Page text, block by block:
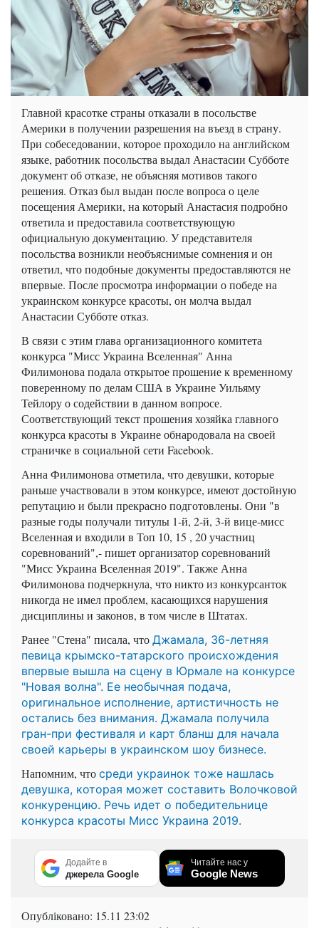
Главной красотке страны отказали в посольстве
Америки в получении разрешения на въезд в страну.
При собеседовании, которое проходило на английском
языке, работник посольства выдал Анастасии Субботе
документ об отказе, не объясняя мотивов такого
решения. Отказ был выдан после вопроса о целе
посещения Америки, на который Анастасия подробно
ответила и предоставила соответствующую
официальную документацию. У представителя
посольства возникли необъяснимые сомнения и он
ответил, что подобные документы предоставляются не
впервые. После просмотра информации о победе на
украинском конкурсе красоты, он молча выдал
Анастасии Субботе отказ.
В связи с этим глава организационного комитета
конкурса "Мисс Украина Вселенная" Анна
Филимонова подала открытое прошение к временному
поверенному по делам США в Украине Уильяму
Тейлору о содействии в данном вопросе.
Соответствующий текст прошения хозяйка главного
конкурса красоты в Украине обнародовала на своей
страничке в социальной сети Facebook.
Анна Филимонова отметила, что девушки, которые
раньше участвовали в этом конкурсе, имеют достойную
репутацию и были прекрасно подготовлены. Они "в
разные годы получали титулы 1-й, 2-й, 3-й вице-мисс
Вселенная и входили в Топ 10, 15 , 20 участниц
соревнований",- пишет организатор соревнований
"Мисс Украина Вселенная 2019". Также Анна
Филимонова подчеркнула, что никто из конкурсанток
никогда не имел проблем, касающихся нарушения
дисциплины и законов, в том числе в Штатах.
Ранее "Стена" писала, что Джамала, 36-летняя
певица крымско-татарского происхождения
впервые вышла на сцену в Юрмале на конкурсе
"Новая волна". Ее необычная подача,
оригинальное исполнение, артистичность не
остались без внимания. Джамала получила
гран-при фестиваля и карт бланш для начала
своей карьеры в украинском шоу бизнесе.
Напомним, что среди украинок тоже нашлась
девушка, которая может составить Волочковой
конкуренцию. Речь идет о победительнице
конкурса красоты Мисс Украина 2019.
Додайте в
джерела Google
Читайте нас у
Google News
Опубліковано: 15.11 23:02